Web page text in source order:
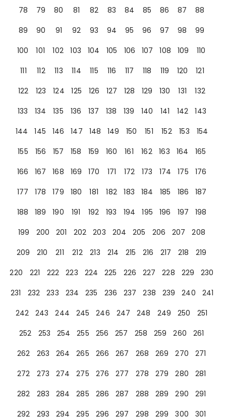
78
79 80 81 82 83 84 85 86 87
88
89
90 91 92 93 94 95 96 97 98
99
100
101 102 103 104 105 106 107 108 109
110
111
112 113 114 115 116 117 118 119 120
121
122
123 124 125 126 127 128 129 130 131
132
133
134 135 136 137 138 139 140 141 142
143
144
145 146 147 148 149 150 151 152 153
154
155
156 157 158 159 160 161 162 163 164
165
166
167 168 169 170 171 172 173 174 175
176
177
178 179 180 181 182 183 184 185 186
187
188
189 190 191 192 193 194 195 196 197
198
199
200 201 202 203 204 205 206 207
208
209
210 211 212 213 214 215 216 217 218
219
220
221 222 223 224 225 226 227 228 229
230
231
232 233 234 235 236 237 238 239 240
241
242
243 244 245 246 247 248 249 250
251
252
253 254 255 256 257 258 259 260
261
262
263 264 265 266 267 268 269 270
271
272
273 274 275 276 277 278 279 280
281
282
283 284 285 286 287 288 289 290
291
292
293 294 295 296 297 298 299 300 301